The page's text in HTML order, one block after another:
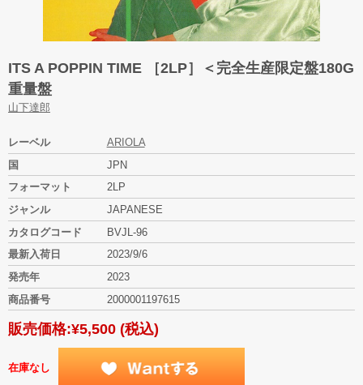
ITS A POPPIN TIME ［2LP］＜完全生産限定盤180G
重量盤
山下達郎
レーベル
ARIOLA
国
JPN
フォーマット
2LP
ジャンル
JAPANESE
カタログコード
BVJL-96
最新入荷日
2023/9/6
発売年
2023
商品番号
2000001197615
販売価格:¥5,500 (税込)
在庫なし